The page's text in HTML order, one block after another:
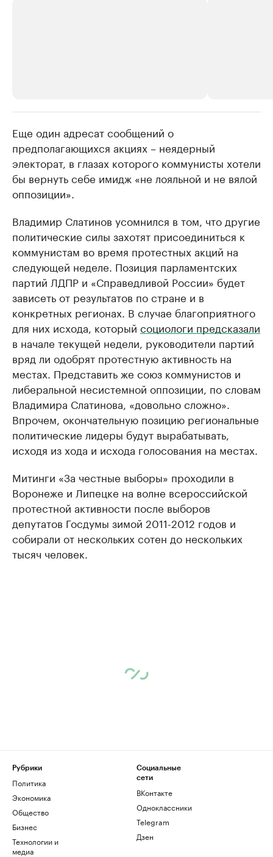
Делитесь новостями бизнеса на РБК
Управляйте страницей компании и развивайте личные
бренды спикеров бизнеса
Крупнейшие
продавцы
Ознакомьтесь с
Еще один адресат сообщений о
предполагающихся акциях – неядерный
электорат, в глазах которого коммунисты хотели
бы вернуть себе имидж «не лояльной и не вялой
оппозиции».
Владимир Слатинов усомнился в том, что другие
политические силы захотят присоединиться к
коммунистам во время протестных акций на
следующей неделе. Позиция парламентских
партий ЛДПР и «Справедливой России» будет
зависеть от результатов по стране и в
конкретных регионах. В случае благоприятного
для них исхода, который социологи предсказали
в начале текущей недели, руководители партий
вряд ли одобрят протестную активность на
местах. Представить же союз коммунистов и
либеральной несистемной оппозиции, по словам
Владимира Слатинова, «довольно сложно».
Впрочем, окончательную позицию региональные
политические лидеры будут вырабатывать,
исходя из хода и исхода голосования на местах.
Митинги «За честные выборы» проходили в
Воронеже и Липецке на волне всероссийской
протестной активности после выборов
депутатов Госдумы зимой 2011-2012 годов и
собирали от нескольких сотен до нескольких
тысяч человек.
Рубрики
Политика
Экономика
Общество
Бизнес
Технологии и
медиа
Социальные
сети
ВКонтакте
Одноклассники
Telegram
Дзен